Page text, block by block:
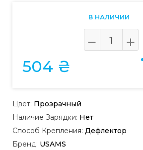
В НАЛИЧИИ
504 ₴
Цвет: Прозрачный
Наличие Зарядки: Нет
Способ Крепления: Дефлектор
Бренд: USAMS